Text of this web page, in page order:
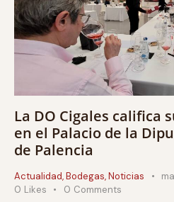
La DO Cigales califica
en el Palacio de la
de Palencia
Actualidad,Bodegas,Noticias
0 Likes 0 Comments